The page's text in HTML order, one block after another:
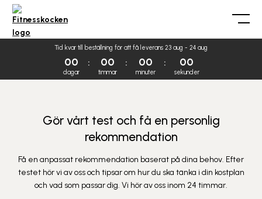
Tid kvar till beställning för att få leverans 23 aug - 24 aug
00
dagar
00
timmar
00
minuter
00
sekunder
Gör vårt test och få en personlig
rekommendation
Få en anpassat rekommendation baserat på dina behov. Efter
testet hör vi av oss och tipsar om hur du ska tänka i din kostplan
och vad som passar dig. Vi hör av oss inom 24 timmar.